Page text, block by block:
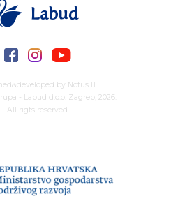
by Notus IT
- Labud d.o.o. Zagreb, 2026.
All rigts reserved.